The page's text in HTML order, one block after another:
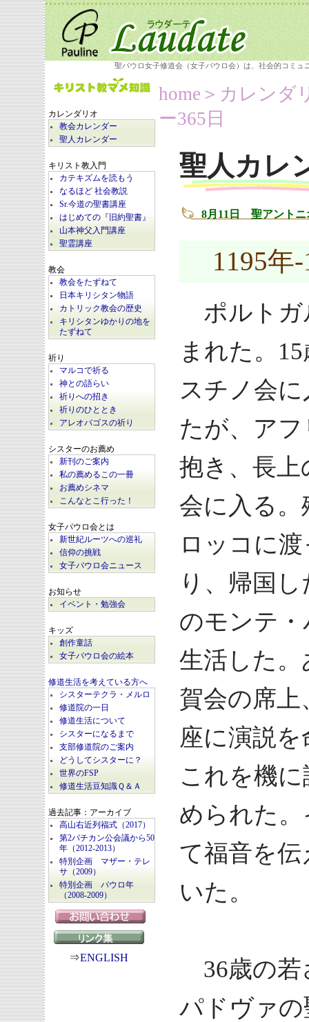
聖パウロ女子修道会（女子パウロ会）は、社会的コミ
カレンダリオ
教会カレンダー
聖人カレンダー
キリスト教入門
カテキズムを読もう
なるほど 社会教説
Sr.今道の聖書講座
はじめての『旧約聖書』
山本神父入門講座
聖霊講座
教会
教会をたずねて
日本キリシタン物語
カトリック教会の歴史
キリシタンゆかりの地を
たずねて
祈り
マルコで祈る
神との語らい
祈りへの招き
祈りのひととき
アレオパゴスの祈り
シスターのお薦め
新刊のご案内
私の薦めるこの一冊
お薦めシネマ
こんなとこ行った！
女子パウロ会とは
新世紀ルーツへの巡礼
信仰の挑戦
女子パウロ会ニュース
お知らせ
イベント・勉強会
キッズ
創作童話
女子パウロ会の絵本
修道生活を考えている方へ
シスターテクラ・メルロ
修道院の一日
修道生活について
シスターになるまで
支部修道院のご案内
どうしてシスターに？
世界のFSP
修道生活豆知識Ｑ＆Ａ
過去記事：アーカイブ
高山右近列福式（2017）
第2バチカン公会議から50
年（2012-2013）
特別企画 マザー・テレ
サ（2009）
特別企画 パウロ年
（2008-2009）
⇒ENGLISH
home ＞カレンダ
ー365日
聖人カレ
8月11日 聖アントニ
1195年
ポルトガ
まれた。
スチノ会
たが、ア
抱き、長
会に入る
ロッコに
り、帰国
のモンテ
生活した
賀会の席
座に演説
これを機
められた
て福音を
いた。
36歳の若
パドヴァ